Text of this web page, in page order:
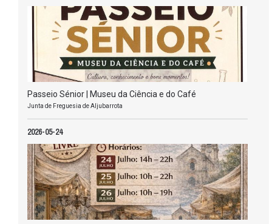
Passeio Sénior | Museu da Ciência e do Café
Junta de Freguesia de Aljubarrota
2026-05-24